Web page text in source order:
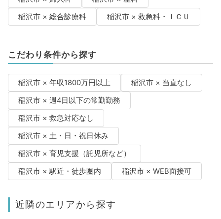
稲沢市 × 総合診療科
稲沢市 × 救急科・ＩＣＵ
こだわり条件から探す
稲沢市 × 年収1800万円以上
稲沢市 × 当直なし
稲沢市 × 週4日以下の常勤勤務
稲沢市 × 救急対応なし
稲沢市 × 土・日・祝日休み
稲沢市 × 育児支援（託児所など）
稲沢市 × 駅近・徒歩圏内
稲沢市 × WEB面接可
近隣のエリアから探す